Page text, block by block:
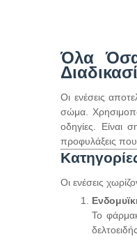
Όλα Όσα
Οι ενέσεις
σώμα.
οδηγίες. Είναι
προφυλάξεις
Οι ενέσεις
Το